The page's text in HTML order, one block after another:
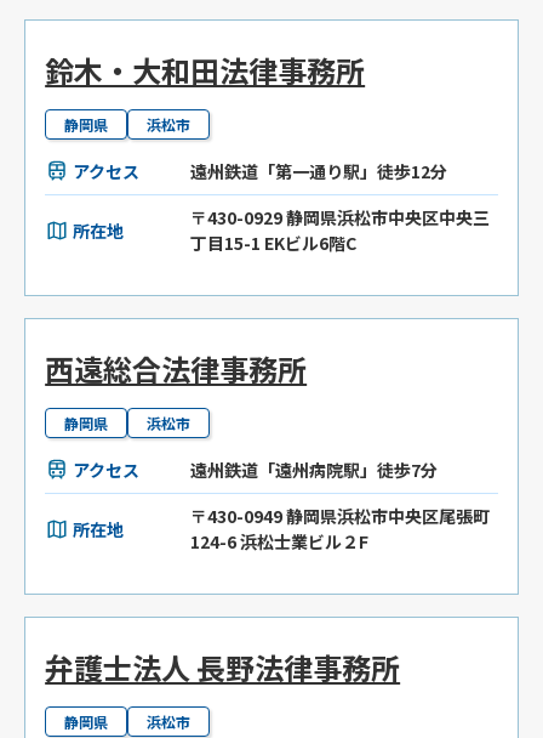
鈴木・大和田法律事務所
静岡県 浜松市
アクセス 遠州鉄道「第一通り駅」徒歩12分
所在地
〒430-0929 静岡県浜松市中央区中央三
丁目15-1 EKビル6階C
西遠総合法律事務所
静岡県 浜松市
アクセス 遠州鉄道「遠州病院駅」徒歩7分
所在地
〒430-0949 静岡県浜松市中央区尾張町
124-6 浜松士業ビル２F
弁護士法人 長野法律事務所
静岡県 浜松市